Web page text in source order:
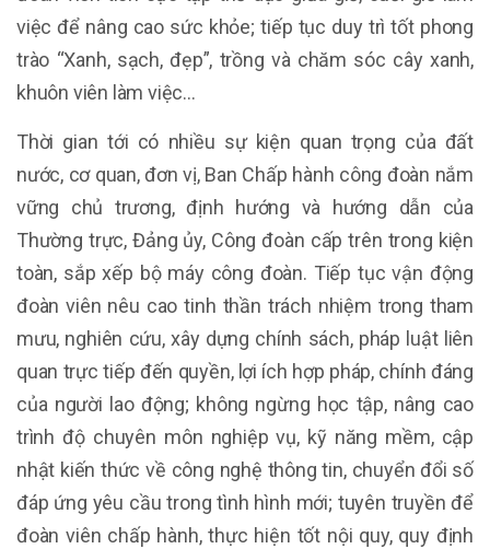
việc để nâng cao sức khỏe; tiếp tục duy trì tốt phong
trào “Xanh, sạch, đẹp”, trồng và chăm sóc cây xanh,
khuôn viên làm việc…
Thời gian tới có nhiều sự kiện quan trọng của đất
nước, cơ quan, đơn vị, Ban Chấp hành công đoàn nắm
vững chủ trương, định hướng và hướng dẫn của
Thường trực, Đảng ủy, Công đoàn cấp trên trong kiện
toàn, sắp xếp bộ máy công đoàn. Tiếp tục vận động
đoàn viên nêu cao tinh thần trách nhiệm trong tham
mưu, nghiên cứu, xây dựng chính sách, pháp luật liên
quan trực tiếp đến quyền, lợi ích hợp pháp, chính đáng
của người lao động; không ngừng học tập, nâng cao
trình độ chuyên môn nghiệp vụ, kỹ năng mềm, cập
nhật kiến thức về công nghệ thông tin, chuyển đổi số
đáp ứng yêu cầu trong tình hình mới; tuyên truyền để
đoàn viên chấp hành, thực hiện tốt nội quy, quy định